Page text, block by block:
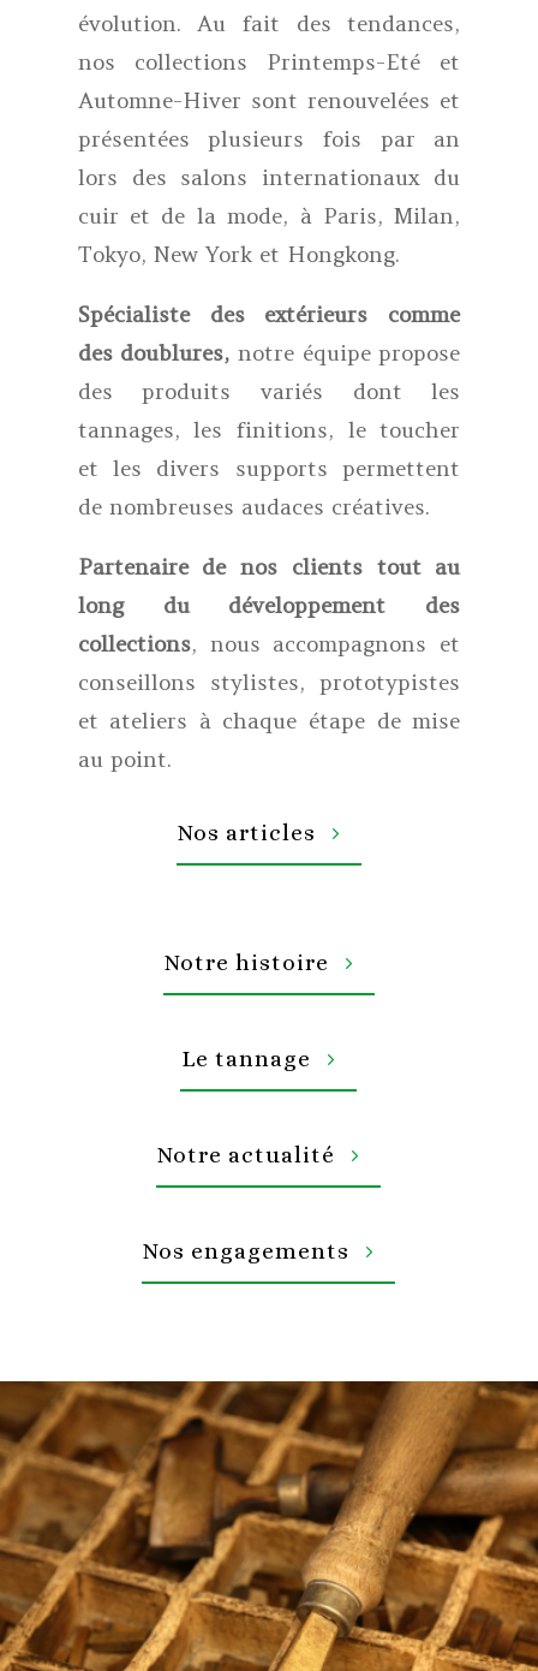
évolution. Au fait des tendances,
nos collections Printemps-Eté et
Automne-Hiver sont renouvelées et
présentées plusieurs fois par an
lors des salons internationaux du
cuir et de la mode, à Paris, Milan,
Tokyo, New York et Hongkong.
Spécialiste des extérieurs comme
des doublures, notre équipe propose
des produits variés dont les
tannages, les finitions, le toucher
et les divers supports permettent
de nombreuses audaces créatives.
Partenaire de nos clients tout au
long du développement des
collections, nous accompagnons et
conseillons stylistes, prototypistes
et ateliers à chaque étape de mise
au point.
Nos articles
Notre histoire
Le tannage
Notre actualité
Nos engagements